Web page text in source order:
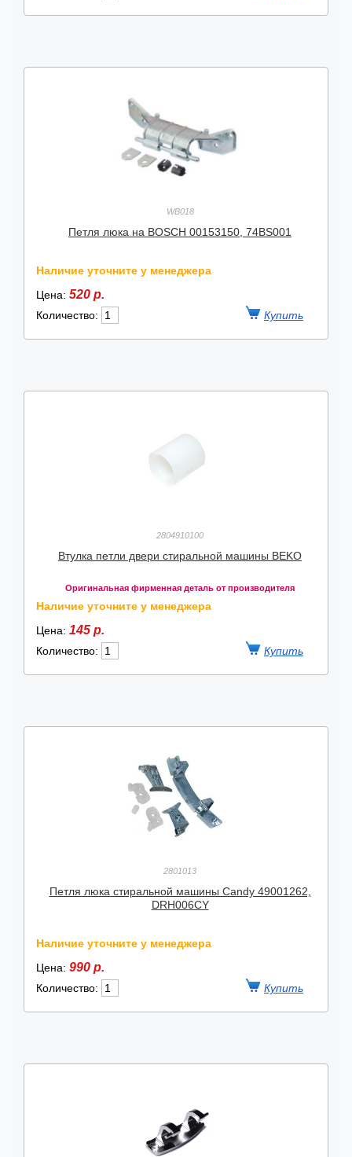
WB018
Петля люка на BOSCH 00153150, 74BS001
Наличие уточните у менеджера
Цена: 520 р.
Количество:
2804910100
Втулка петли двери стиральной машины BEKO
Оригинальная фирменная деталь от производителя
Наличие уточните у менеджера
Цена: 145 р.
Количество:
2801013
Петля люка стиральной машины Candy 49001262,
DRH006CY
Наличие уточните у менеджера
Цена: 990 р.
Количество: